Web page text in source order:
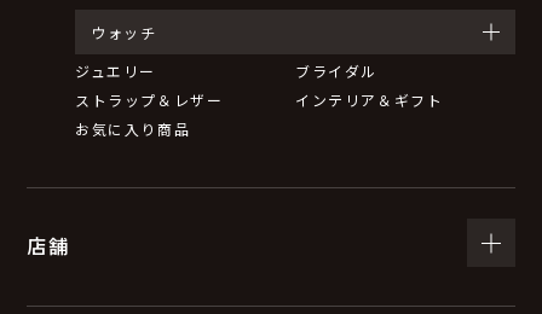
ウォッチ
ジュエリー
ブライダル
ストラップ＆レザー
インテリア＆ギフト
お気に入り商品
店舗